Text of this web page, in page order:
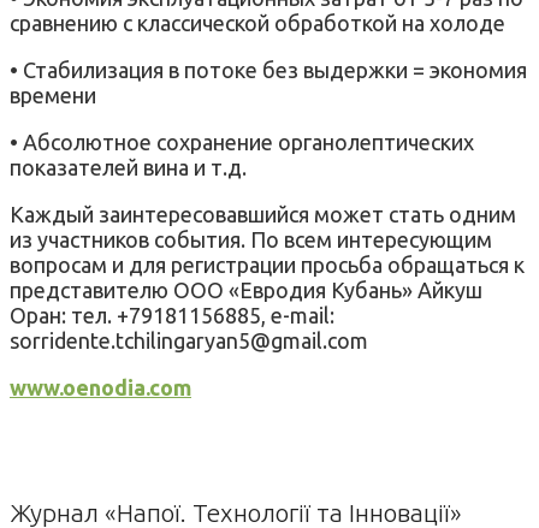
сравнению с классической обработкой на холоде
• Стабилизация в потоке без выдержки = экономия
времени
• Абсолютное сохранение органолептических
показателей вина и т.д.
Каждый заинтересовавшийся может стать одним
из участников события. По всем интересующим
вопросам и для регистрации просьба обращаться к
представителю ООО «Евродия Кубань» Айкуш
Оран: тел. +79181156885, e-mail:
sorridente.tchilingaryan5@gmail.com
www.oenodia.com
Журнал «Напої. Технології та Інновації»